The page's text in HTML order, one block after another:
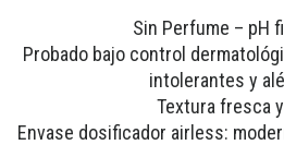
Sin Perfume – pH
Probado bajo control
intolerantes y
Textura fresca
Envase dosificador airless: